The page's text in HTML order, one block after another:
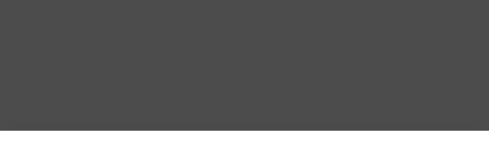
Procédure participative